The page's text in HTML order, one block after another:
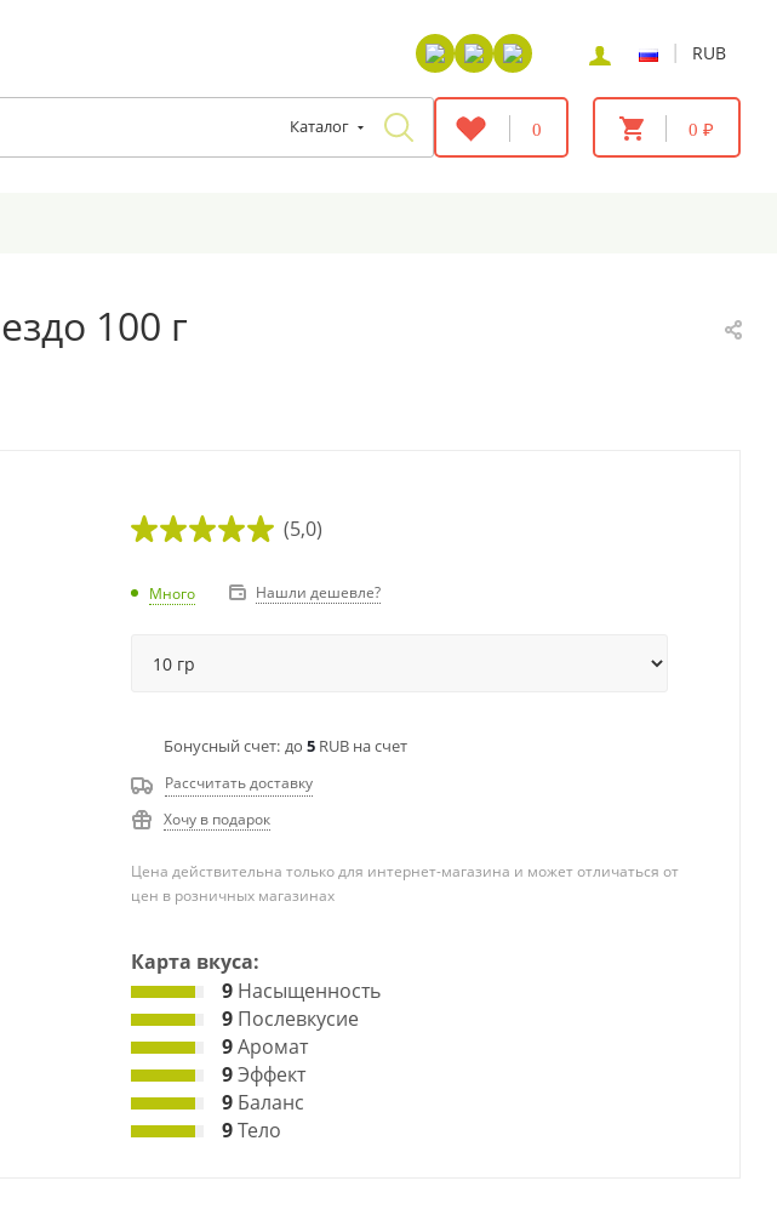
| RUB
Каталог 0 0 ₽
100 г
(5,0)
Много Нашли дешевле?
Бонусный счет: до 5RUB на счет
Рассчитать доставку
Хочу в подарок
Цена действительна только для интернет-магазина и может отличаться от
цен в розничных магазинах
Карта вкуса:
9Насыщенность
9Послевкусие
9Аромат
9Эффект
9Баланс
9Тело